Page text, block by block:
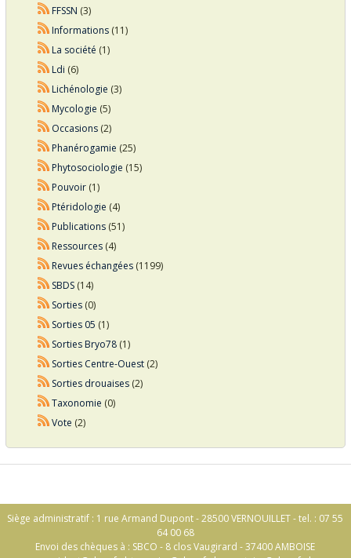
FFSSN (3)
Informations(11)
La société (1)
Ldi (6)
Lichénologie (3)
Mycologie (5)
Occasions(2)
Phanérogamie (25)
Phytosociologie (15)
Pouvoir(1)
Ptéridologie (4)
Publications(51)
Ressources(4)
Revues échangées(1199)
SBDS(14)
Sorties(0)
Sorties 05 (1)
Sorties Bryo78(1)
Sorties Centre-Ouest(2)
Sorties drouaises(2)
Taxonomie (0)
Vote (2)
Siège administratif : 1 rue Armand Dupont - 28500 VERNOUILLET - tel. : 07 55
64 00 68
Envoi des chèques à : SBCO - 8 clos Vaugirard - 37400 AMBOISE